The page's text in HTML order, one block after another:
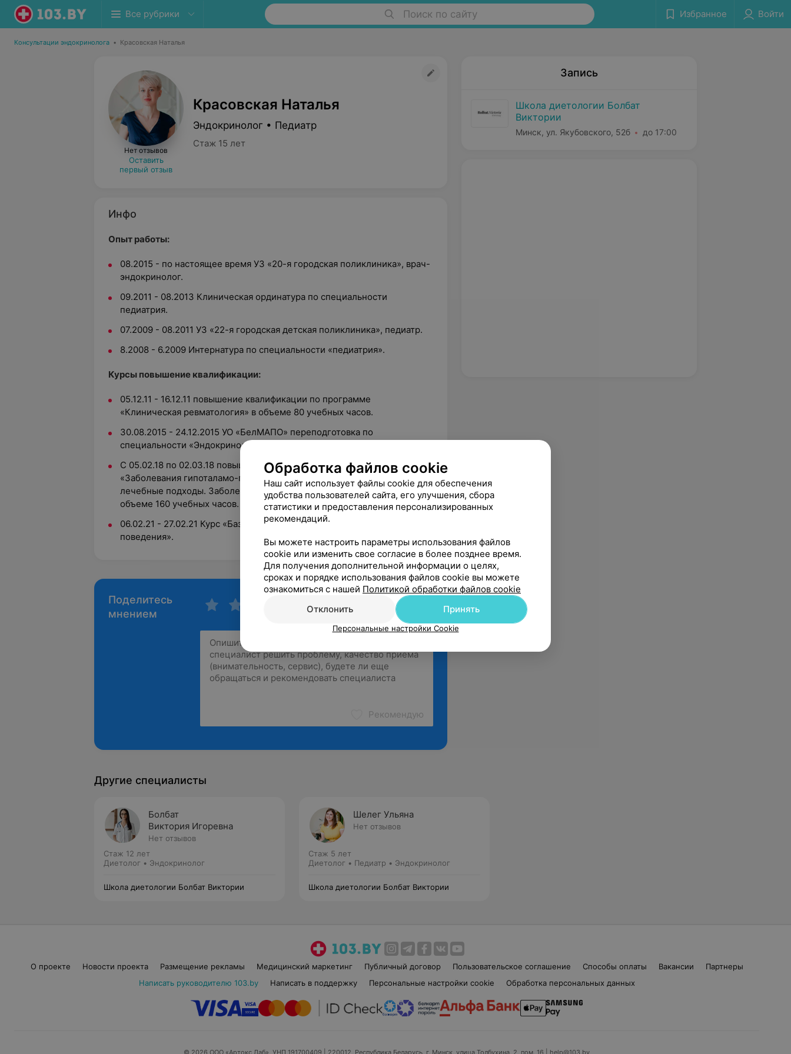
Все рубрики Поиск по сайту Избранное Войти
Консультации эндокринолога • Красовская Наталья
Нет отзывов
Оставить
первый отзыв
Красовская Наталья
Эндокринолог • Педиатр
Стаж 15 лет
Инфо
Опыт работы:
08.2015 - по настоящее время УЗ «20-я городская поликлиника», врач-
эндокринолог.
09.2011 - 08.2013 Клиническая ординатура по специальности
педиатрия.
07.2009 - 08.2011 УЗ «22-я городская детская поликлиника», педиатр.
8.2008 - 6.2009 Интернатура по специальности «педиатрия».
Курсы повышение квалификации:
05.12.11 - 16.12.11 повышение квалификации по программе
«Клиническая ревматология» в объеме 80 учебных часов.
30.08.2015 - 24.12.2015 УО «БелМАПО» переподготовка по
специальности «Эндокринология» в объеме 765 учебных часов.
С 05.02.18 по 02.03.18 повышение квалификации по программе
«Заболевания гипоталамо-гипофизарной области: современные
лечебные подходы. Заболевания надпочечников и половых желез» в
объеме 160 учебных часов.
06.02.21 - 27.02.21 Курс «Базовая диетология и основы пищевого
поведения».
Поделитесь
мнением
Рекомендую
Запись
Школа диетологии Болбат
Виктории
Минск, ул. Якубовского, 52б до 17:00
Другие специалисты
Болбат
Виктория Игоревна
Нет отзывов
Стаж 12 лет
Диетолог • Эндокринолог
Школа диетологии Болбат Виктории
Шелег Ульяна
Нет отзывов
Стаж 5 лет
Диетолог • Педиатр • Эндокринолог
Школа диетологии Болбат Виктории
О проекте Новости проекта Размещение рекламы Медицинский маркетинг Публичный договор Пользовательское соглашение Способы оплаты Вакансии
Партнеры
Написать руководителю 103.by
Написать в поддержку Персональные настройки cookie Обработка персональных данных
© 2026 ООО «Артокс Лаб», УНП 191700409 | 220012, Республика Беларусь, г. Минск, улица Толбухина, 2, пом. 16 | help@103.by
Обработка файлов cookie
Наш сайт использует файлы cookie для обеспечения
удобства пользователей сайта, его улучшения, сбора
статистики и предоставления персонализированных
рекомендаций.
Вы можете настроить параметры использования файлов
cookie или изменить свое согласие в более позднее время.
Для получения дополнительной информации о целях,
сроках и порядке использования файлов cookie вы можете
ознакомиться с нашей Политикой обработки файлов cookie
Отклонить
Принять
Персональные настройки Cookie